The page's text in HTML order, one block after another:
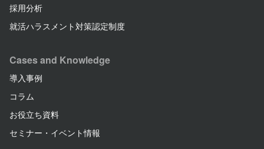
採用分析
就活ハラスメント対策認定制度
Cases and Knowledge
導入事例
コラム
お役立ち資料
セミナー・イベント情報